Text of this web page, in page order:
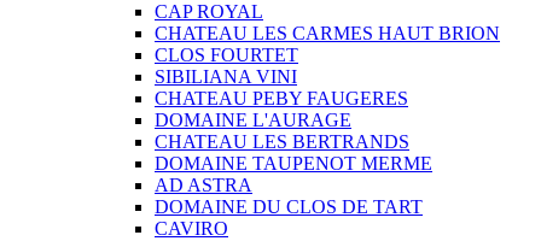
CAP ROYAL
CHATEAU LES CARMES HAUT BRION
CLOS FOURTET
SIBILIANA VINI
CHATEAU PEBY FAUGERES
DOMAINE L'AURAGE
CHATEAU LES BERTRANDS
DOMAINE TAUPENOT MERME
AD ASTRA
DOMAINE DU CLOS DE TART
CAVIRO